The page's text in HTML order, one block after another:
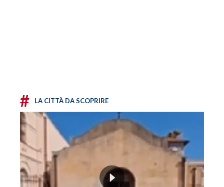
# LA CITTÀ DA SCOPRIRE